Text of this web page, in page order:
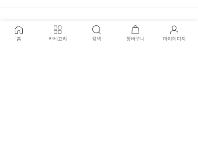
홈 카테고리 검색 장바구니 마이페이지
고객센터